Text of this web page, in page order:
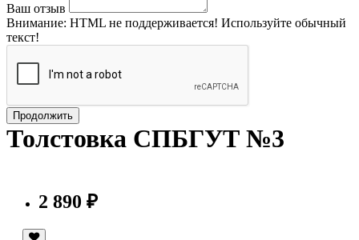
Ваш отзыв
Внимание: HTML не поддерживается! Используйте обычный
текст!
Продолжить
Толстовка СПБГУТ №3
2 890 ₽